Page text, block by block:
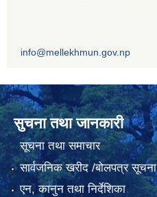
info@mellekhmun.gov.np
सुचना तथा जानकारी
सूचना तथा समाचार
सार्वजनिक खरीद /बोलपत्र सूचना
एन, कानुन तथा निर्देशिका